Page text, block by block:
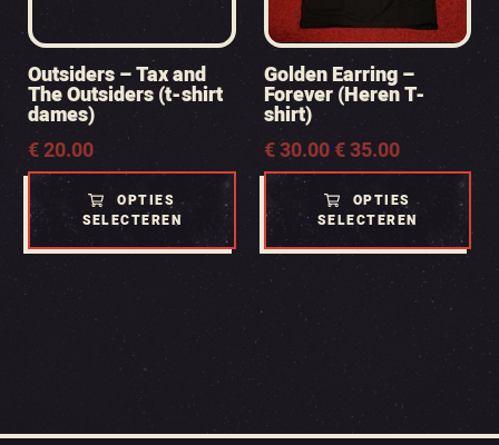
Outsiders – Tax and
The Outsiders (t-shirt
dames)
€20.00
OPTIES
SELECTEREN
Golden Earring –
Forever (Heren T-
shirt)
€30.00-€35.00
Prijsklasse:
€ 30.00
€ 35.00
OPTIES
SELECTEREN